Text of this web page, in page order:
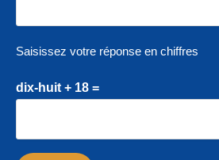
Saisissez votre réponse en chiffres
dix-huit + 18 =